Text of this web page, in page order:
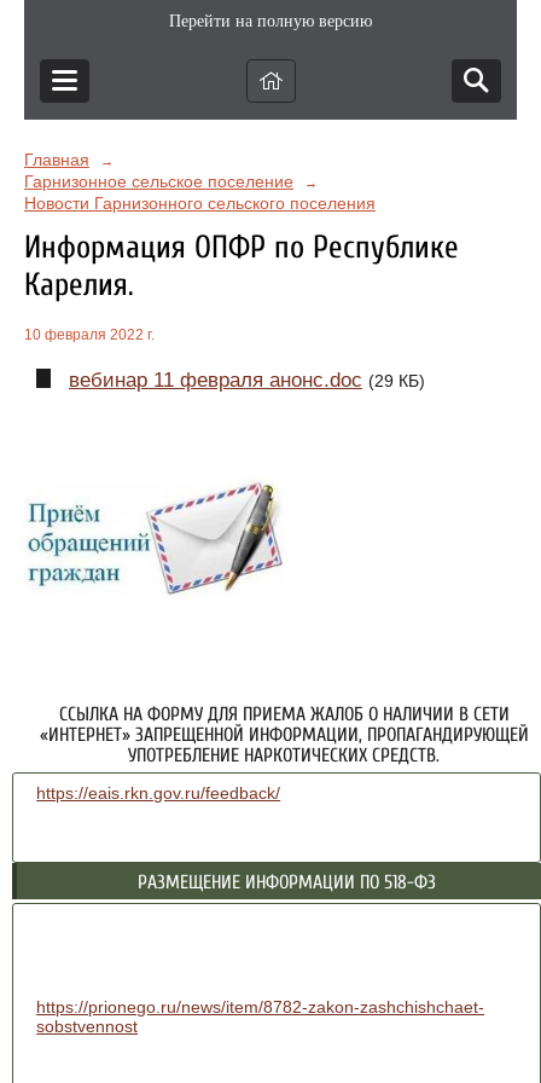
Перейти на полную версию
Главная →
Гарнизонное сельское поселение →
Новости Гарнизонного сельского поселения
Информация ОПФР по Республике
Карелия.
10 февраля 2022 г.
вебинар 11 февраля анонс.doc (29 КБ)
ССЫЛКА НА ФОРМУ ДЛЯ ПРИЕМА ЖАЛОБ О НАЛИЧИИ В СЕТИ
«ИНТЕРНЕТ» ЗАПРЕЩЕННОЙ ИНФОРМАЦИИ, ПРОПАГАНДИРУЮЩЕЙ
УПОТРЕБЛЕНИЕ НАРКОТИЧЕСКИХ СРЕДСТВ.
https://eais.rkn.gov.ru/feedback/
РАЗМЕЩЕНИЕ ИНФОРМАЦИИ ПО 518-ФЗ
https://prionego.ru/news/item/8782-zakon-zashchishchaet-
sobstvennost